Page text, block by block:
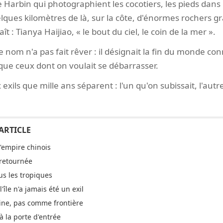
Harbin qui photographient les cocotiers, les pieds
kilomètres de là, sur la côte, d'énormes rochers
: Tianya Haijiao, « le bout du ciel, le coin de la mer ».
nom n'a pas fait rêver : il désignait la fin du monde
ceux dont on voulait se débarrasser.
que mille ans séparent : l'un qu'on subissait,
chinois
les tropiques
n'a jamais été un exil
pas comme frontière
la porte d'entrée